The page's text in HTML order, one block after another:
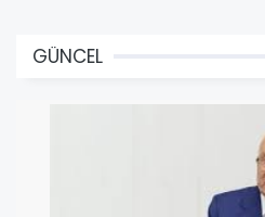
GÜNCEL